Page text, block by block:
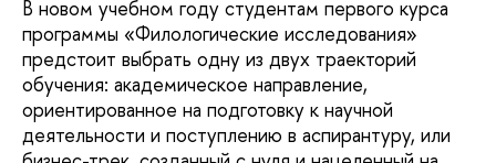
В новом учебном году студентам первого курса
программы «Филологические исследования»
предстоит выбрать одну из двух траекторий
обучения: академическое направление,
ориентированное на подготовку к научной
деятельности и поступлению в аспирантуру, или